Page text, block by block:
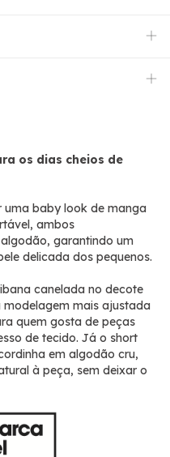
os dias cheios de
uma baby look de manga
ambos
garantindo um
delicada dos pequenos.
canelada no decote
mais ajustada
quem gosta de peças
de tecido. Já o short
em algodão cru,
à peça, sem deixar o